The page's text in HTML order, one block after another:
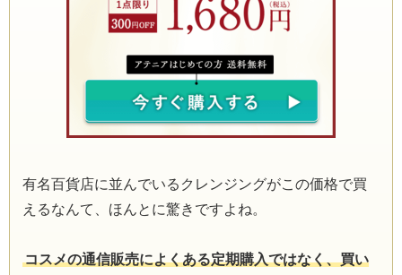
有名百貨店に並んでいるクレンジングがこの価格で買
えるなんて、ほんとに驚きですよね。
コスメの通信販売によくある定期購入ではなく、買い